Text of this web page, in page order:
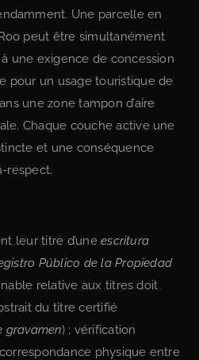
Une parcelle en
peut être simultanément
à une exigence de concession
pour un usage touristique de
une zone tampon d’aire
Chaque couche active une
et une conséquence
respect.
leur titre d’uneescritura
Público de la Propiedad
relative aux titres doit
du titre certifié
gravamen) ; vérification
physique entre